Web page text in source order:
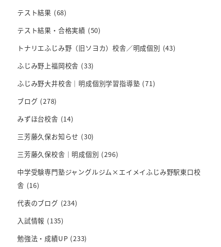
テスト結果 (68)
テスト結果・合格実績 (50)
トナリエふじみ野（旧ソヨカ）校舎／明成個別 (43)
ふじみ野上福岡校舎 (33)
ふじみ野大井校舎｜明成個別学習指導塾 (71)
ブログ (278)
みずほ台校舎 (14)
三芳藤久保お知らせ (30)
三芳藤久保校舎｜明成個別 (296)
中学受験専門塾ジャングルジム×エイメイふじみ野駅東口校
舎 (16)
代表のブログ (234)
入試情報 (135)
勉強法・成績UP (233)